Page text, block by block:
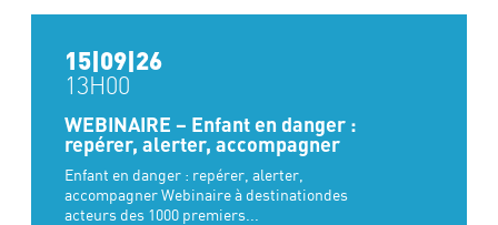
15|09|26
13H00
WEBINAIRE – Enfant en danger :
repérer, alerter, accompagner
Enfant en danger : repérer, alerter,
accompagner Webinaire à destinationdes
acteurs des 1000 premiers...